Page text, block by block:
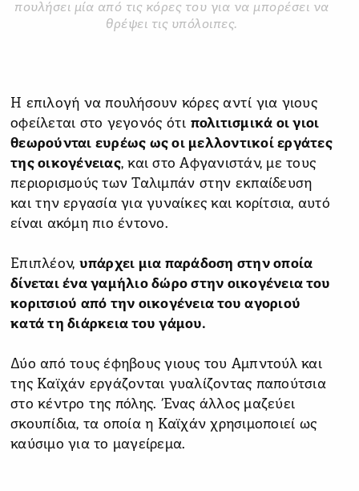
πουλήσει μία από τις κόρες του για να μπορέσει να
θρέψει τις υπόλοιπες.
Η επιλογή να πουλήσουν κόρες αντί για γιους
οφείλεται στο γεγονός ότι πολιτισμικά οι γιοι
θεωρούνται ευρέως ως οι μελλοντικοί εργάτες
της οικογένειας, και στο Αφγανιστάν, με τους
περιορισμούς των Ταλιμπάν στην εκπαίδευση
και την εργασία για γυναίκες και κορίτσια, αυτό
είναι ακόμη πιο έντονο.
Επιπλέον, υπάρχει μια παράδοση στην οποία
δίνεται ένα γαμήλιο δώρο στην οικογένεια του
κοριτσιού από την οικογένεια του αγοριού
κατά τη διάρκεια του γάμου.
Δύο από τους έφηβους γιους του Αμπντούλ και
της Καϊχάν εργάζονται γυαλίζοντας παπούτσια
στο κέντρο της πόλης. Ένας άλλος μαζεύει
σκουπίδια, τα οποία η Καϊχάν χρησιμοποιεί ως
καύσιμο για το μαγείρεμα.